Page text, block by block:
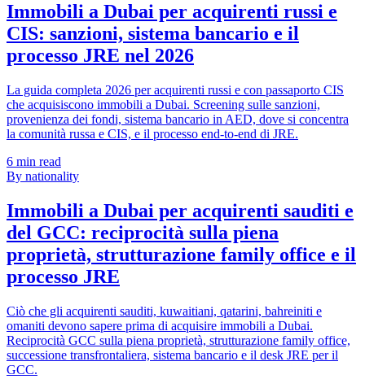
Immobili a Dubai per acquirenti russi e
CIS: sanzioni, sistema bancario e il
processo JRE nel 2026
La guida completa 2026 per acquirenti russi e con passaporto CIS
che acquisiscono immobili a Dubai. Screening sulle sanzioni,
provenienza dei fondi, sistema bancario in AED, dove si concentra
la comunità russa e CIS, e il processo end-to-end di JRE.
6 min read
By nationality
Immobili a Dubai per acquirenti sauditi e
del GCC: reciprocità sulla piena
proprietà, strutturazione family office e il
processo JRE
Ciò che gli acquirenti sauditi, kuwaitiani, qatarini, bahreiniti e
omaniti devono sapere prima di acquisire immobili a Dubai.
Reciprocità GCC sulla piena proprietà, strutturazione family office,
successione transfrontaliera, sistema bancario e il desk JRE per il
GCC.